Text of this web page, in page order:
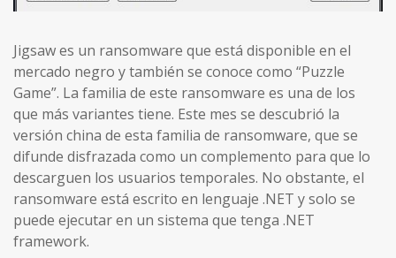
Jigsaw es un ransomware que está disponible en el
mercado negro y también se conoce como “Puzzle
Game”. La familia de este ransomware es una de los
que más variantes tiene. Este mes se descubrió la
versión china de esta familia de ransomware, que se
difunde disfrazada como un complemento para que lo
descarguen los usuarios temporales. No obstante, el
ransomware está escrito en lenguaje .NET y solo se
puede ejecutar en un sistema que tenga .NET
framework.